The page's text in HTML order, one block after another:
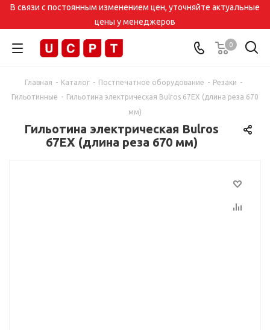
В связи с постоянным изменением цен, уточняйте актуальные
цены у менеджеров
0
Главная - Каталог - Постпечатное оборудование - Резаки -
Гильотинные - Гильотина электрическая Bulros 67EX (длина реза 670
мм)
Гильотина электрическая Bulros
67EX (длина реза 670 мм)